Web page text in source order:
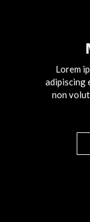
Lorem
adipiscing
non